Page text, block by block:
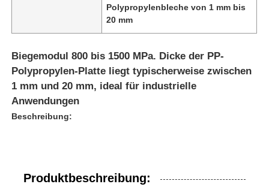
Polypropylenbleche von 1 mm bis
20 mm
Biegemodul 800 bis 1500 MPa. Dicke der PP-
Polypropylen-Platte liegt typischerweise zwischen
1 mm und 20 mm, ideal für industrielle
Anwendungen
Beschreibung:
Produktbeschreibung: